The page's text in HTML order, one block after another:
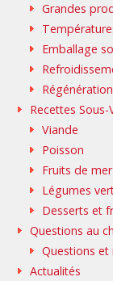
Grandes
Emballage
Régénération
Recettes Sous-
Viande
Poisson
Fruits de mer
Légumes
Desserts et
Questions au
Questions et
Actualités